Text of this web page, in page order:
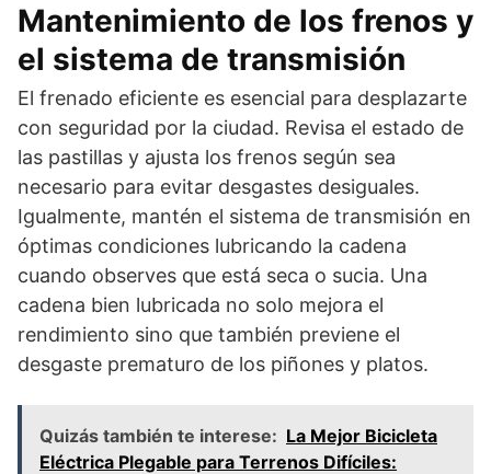
Mantenimiento de los frenos y
el sistema de transmisión
El frenado eficiente es esencial para desplazarte
con seguridad por la ciudad. Revisa el estado de
las pastillas y ajusta los frenos según sea
necesario para evitar desgastes desiguales.
Igualmente, mantén el sistema de transmisión en
óptimas condiciones lubricando la cadena
cuando observes que está seca o sucia. Una
cadena bien lubricada no solo mejora el
rendimiento sino que también previene el
desgaste prematuro de los piñones y platos.
Quizás también te interese: La Mejor Bicicleta
Eléctrica Plegable para Terrenos Difíciles: